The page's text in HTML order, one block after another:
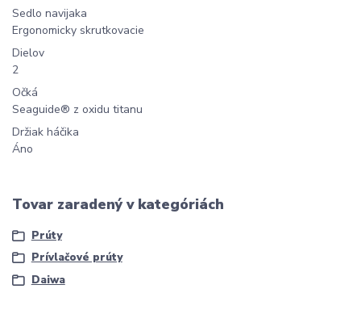
Sedlo navijaka
Ergonomicky skrutkovacie
Dielov
2
Očká
Seaguide® z oxidu titanu
Držiak háčika
Áno
Tovar zaradený v kategóriách
Prúty
Prívlačové prúty
Daiwa